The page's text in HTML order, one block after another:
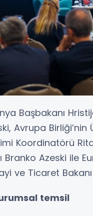
Başbakanı
Avrupa
Koordinatörü
Branko Azeski ile
ve Ticaret
temsil